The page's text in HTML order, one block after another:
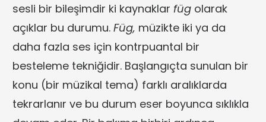
sesli bir bileşimdir ki kaynaklar füg olarak
açıklar bu durumu. Füg, müzikte iki ya da
daha fazla ses için kontrpuantal bir
besteleme tekniğidir. Başlangıçta sunulan bir
konu (bir müzikal tema) farklı aralıklarda
tekrarlanır ve bu durum eser boyunca sıklıkla